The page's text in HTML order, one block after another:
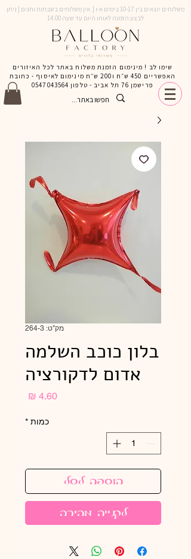
משלוחים יוצאים בין 10-17 בימים א-ו | אין משלוחים בשבתות וחגים | ניתן
לבצע הזמנה לאותו היום עד שעה 14:00
שימו לב ! מינימום הזמנת משלוח באתר לכל האיזורים
האפשריים 450 ש״ח ו200 ש״ח מינימום לאיסוף - כתובת
פרישמן 76 תל אביב - טלפון
0547043564
מק"ט: 264-3
בלון כוכב השלמה
אדום לדקורציה
כמות *
הוספה לסל
לקנייה מהירה